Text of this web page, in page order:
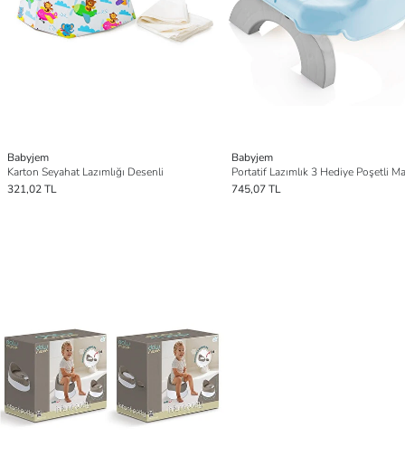
Babyjem
Karton Seyahat Lazımlığı Desenli
321,02 TL
Babyjem
Portatif Lazımlık 3 Hediye Poşetli
745,07 TL